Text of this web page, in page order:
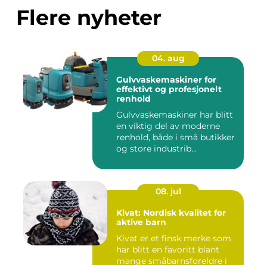
Flere nyheter
04. aug
Gulvvaskemaskiner for
effektivt og profesjonelt
renhold
Gulvvaskemaskiner har blitt
en viktig del av moderne
renhold, både i små butikker
og store industrib...
08. jul
Kivat: Nordisk kvalitet for
aktive barn
Kivat er et finsk merke som
har blitt en favoritt blant
mange småbarnsforeldre i